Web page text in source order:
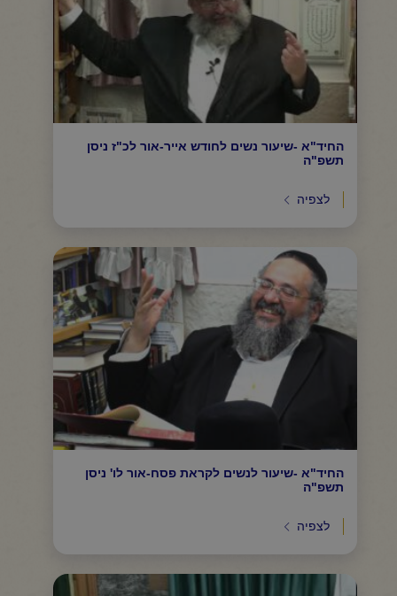
החיד"א -שיעור נשים לחודש אייר-אור לכ"ז ניסן
תשפ"ה
לצפיה
החיד"א -שיעור לנשים לקראת פסח-אור לו' ניסן
תשפ"ה
לצפיה